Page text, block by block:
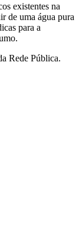
existentes na
de uma água pura
para a
Rede Pública.